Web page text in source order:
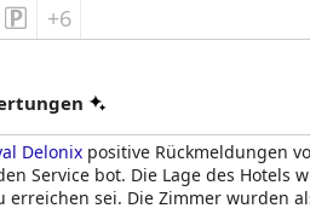
+6
Delonix positive Rückmeldungen
Service bot. Die Lage des
erreichen sei. Die Zimmer wurden